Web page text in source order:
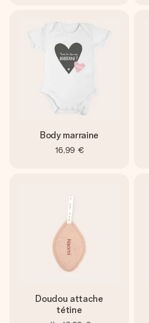
Body marraine
16,99 €
Doudou attache
tétine